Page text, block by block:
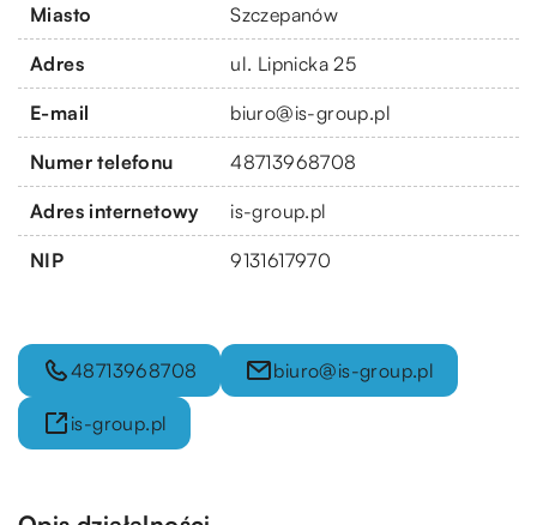
Miasto Szczepanów
Adres ul. Lipnicka 25
E-mail biuro@is-group.pl
Numer telefonu 48713968708
Adres internetowy is-group.pl
NIP 9131617970
48713968708 biuro@is-group.pl
is-group.pl